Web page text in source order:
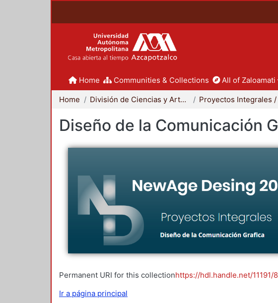
Home Communities & Collections All of Zaloamati
Home División de Ciencias y Artes para el Diseño
Diseño de la Comunicación
Permanent URI for this collectionhttps://hdl.handle.net/11191/
Ir a página principal